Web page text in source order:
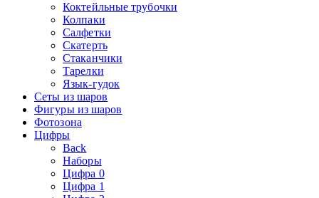
Коктейльные трубочки
Колпаки
Салфетки
Скатерть
Стаканчики
Тарелки
Язык-гудок
Сеты из шаров
Фигуры из шаров
Фотозона
Цифры
Back
Наборы
Цифра 0
Цифра 1